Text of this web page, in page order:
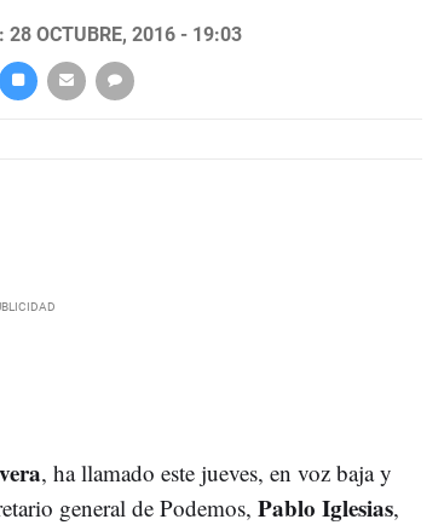
OCTUBRE, 2016 - 19:03
, ha llamado este jueves, en voz baja y
general de Podemos, Pablo Iglesias,